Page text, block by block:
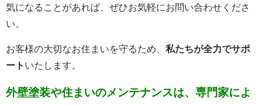
気になることがあれば、ぜひお気軽にお問い合わせくださ
い。
お客様の大切なお住まいを守るため、 私たちが全力でサポ
ート いたします。
外壁塗装や住まいのメンテナンスは、専門家によ